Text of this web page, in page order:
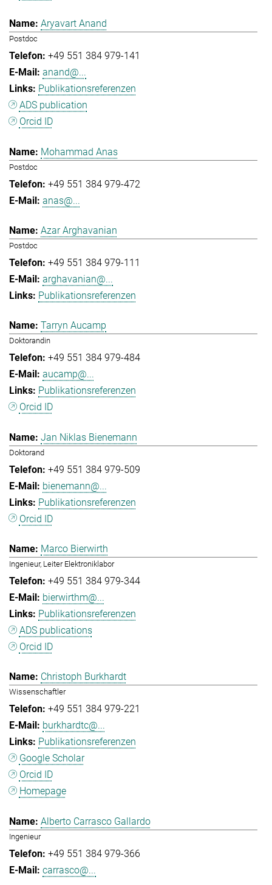
Aryavart Anand
Postdoc
+49 551 384 979-141
anand@...
Publikationsreferenzen
ADS publication
Orcid ID
Mohammad Anas
Postdoc
+49 551 384 979-472
anas@...
Azar Arghavanian
Postdoc
+49 551 384 979-111
arghavanian@...
Publikationsreferenzen
Tarryn Aucamp
Doktorandin
+49 551 384 979-484
aucamp@...
Publikationsreferenzen
Orcid ID
Jan Niklas Bienemann
Doktorand
+49 551 384 979-509
bienemann@...
Publikationsreferenzen
Orcid ID
Marco Bierwirth
Ingenieur, Leiter Elektroniklabor
+49 551 384 979-344
bierwirthm@...
Publikationsreferenzen
ADS publications
Orcid ID
Christoph Burkhardt
Wissenschaftler
+49 551 384 979-221
burkhardtc@...
Publikationsreferenzen
Google Scholar
Orcid ID
Homepage
Alberto Carrasco Gallardo
Ingenieur
+49 551 384 979-366
carrasco@...